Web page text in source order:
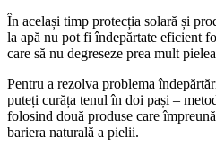
În același timp protecția solară și
la apă nu pot fi îndepărtate eficient
care să nu degreseze prea mult
Pentru a rezolva problema
puteți curăța tenul în doi pași –
folosind două produse care
bariera naturală a pielii.